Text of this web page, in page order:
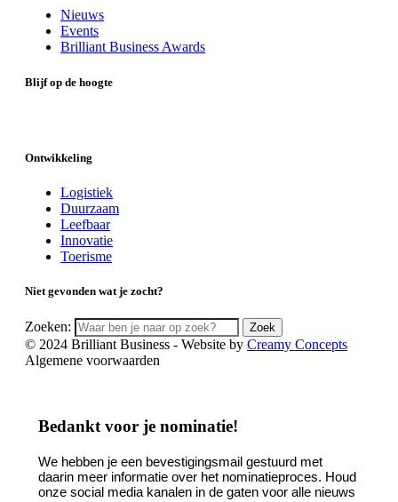
Nieuws
Events
Brilliant Business Awards
Blijf op de hoogte
Ontwikkeling
Logistiek
Duurzaam
Leefbaar
Innovatie
Toerisme
Niet gevonden wat je zocht?
Zoeken: Zoek
© 2024 Brilliant Business - Website by Creamy Concepts
Algemene voorwaarden
Bedankt voor je nominatie!
We hebben je een bevestigingsmail gestuurd met
daarin meer informatie over het nominatieproces. Houd
onze social media kanalen in de gaten voor alle nieuws